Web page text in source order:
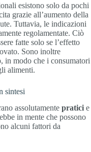
esistono solo da pochi
grazie all’aumento della
Tuttavia, le indicazioni
regolamentate. Ciò
fatte solo se l’effetto
Sono inoltre
in modo che i consumatori
alimenti.
sintesi
assolutamente pratici e
in mente che possono
alcuni fattori da